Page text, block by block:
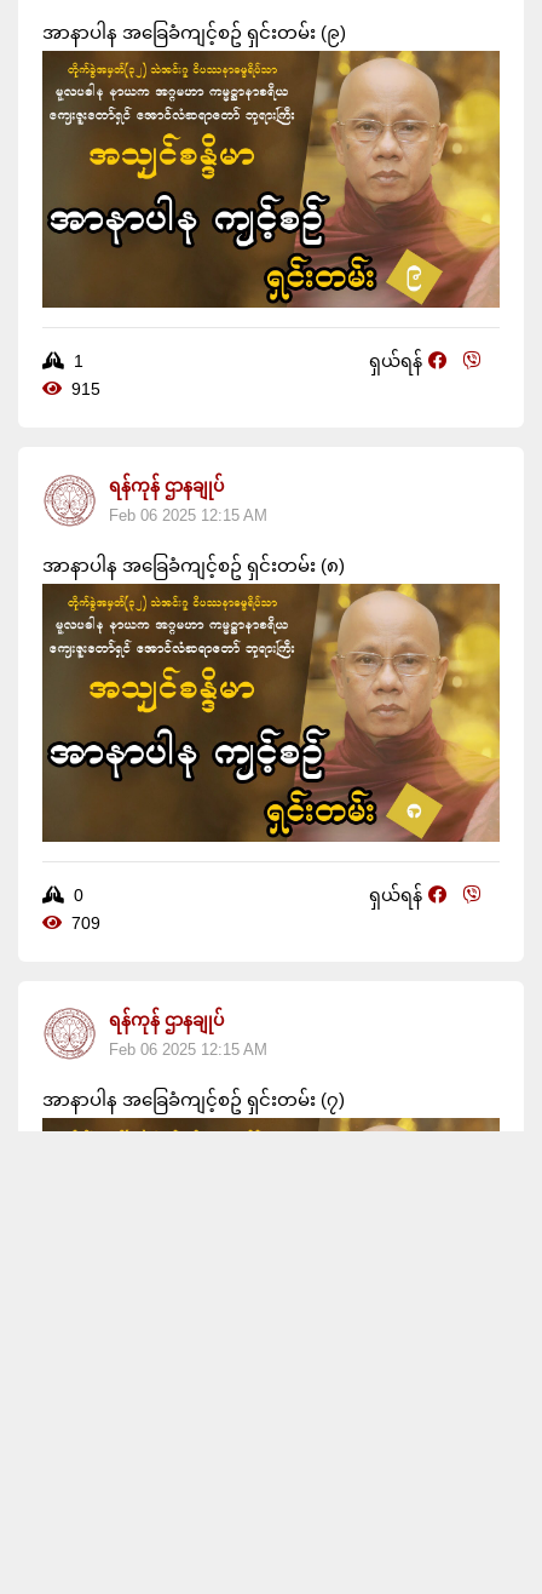
အာနာပါန အခြေခံကျင့်စဥ် ရှင်းတမ်း (၉)
1
915
ရှယ်ရန်
ရန်ကုန် ဌာနချုပ်
Feb 06 2025 12:15 AM
အာနာပါန အခြေခံကျင့်စဥ် ရှင်းတမ်း (၈)
0
709
ရှယ်ရန်
ရန်ကုန် ဌာနချုပ်
Feb 06 2025 12:15 AM
အာနာပါန အခြေခံကျင့်စဥ် ရှင်းတမ်း (၇)